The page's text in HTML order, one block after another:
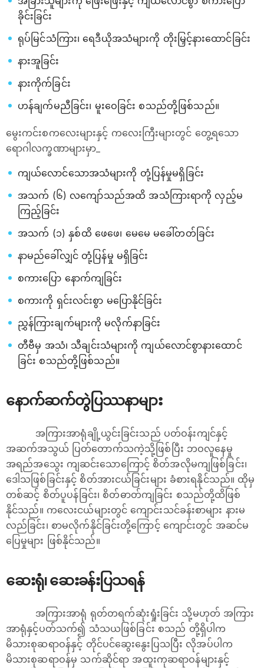
ခိုင်းခြင်း
ရုပ်မြင်သံကြား၊ ရေဒီယိုအသံများကို တိုးမြှင့်နားထောင်ခြင်း
နားအူခြင်း
နားကိုက်ခြင်း
ဟန်ချက်မညီခြင်း၊ မူးဝေခြင်း စသည်တို့ဖြစ်သည်။
မွေးကင်းစကလေးများနှင့် ကလေးကြီးများတွင် တွေ့ရသော
ရောဂါလက္ခဏာများမှာ_
ကျယ်လောင်သောအသံများကို တုံ့ပြန်မှုမရှိခြင်း
အသက် (၆) လကျော်သည်အထိ အသံကြားရာကို လှည့်မ
ကြည့်ခြင်း
အသက် (၁) နှစ်ထိ ဖေဖေ၊ မေမေ မခေါ်တတ်ခြင်း
နာမည်ခေါ်လျှင် တုံ့ပြန်မှု မရှိခြင်း
စကားပြော နောက်ကျခြင်း
စကားကို ရှင်းလင်းစွာ မပြောနိုင်ခြင်း
ညွှန်ကြားချက်များကို မလိုက်နာခြင်း
တီဗီမှ အသံ၊ သီချင်းသံများကို ကျယ်လောင်စွာနားထောင်
ခြင်း စသည်တို့ဖြစ်သည်။
နောက်ဆက်တွဲပြဿနာများ
အကြားအာရုံချို့ယွင်းခြင်းသည် ပတ်ဝန်းကျင်နှင့်
အဆက်အသွယ် ပြတ်တောက်သကဲ့သို့ဖြစ်ပြီး ဘဝလူနေမှု
အရည်အသွေး ကျဆင်းသောကြောင့် စိတ်အလိုမကျဖြစ်ခြင်း၊
‌ဒေါသဖြစ်ခြင်းနှင့် စိတ်အားငယ်ခြင်းများ ခံစားရနိုင်သည်။ ထိုမှ
တစ်ဆင့် စိတ်ပူပန်ခြင်း၊ စိတ်ဓာတ်ကျခြင်း စသည်တို့ထိဖြစ်
နိုင်သည်။ ကလေးငယ်များတွင် ကျောင်းသင်ခန်းစာများ နားမ
လည်ခြင်း၊ စာမလိုက်နိုင်ခြင်းတို့ကြောင့် ကျောင်းတွင် အဆင်မ
ပြေမှုများ ဖြစ်နိုင်သည်။
ဆေးရုံ၊ ဆေးခန်းပြသရန်
အကြားအာရုံ ရုတ်တရက်ဆုံးရှုံးခြင်း သို့မဟုတ် အကြား
အာရုံနှင့်ပတ်သက်၍ သံသယဖြစ်ခြင်း စသည် တို့ရှိပါက
မိသားစုဆရာဝန်နှင့် တိုင်ပင်ဆွေးနွေးပြသပြီး လိုအပ်ပါက
မိသားစုဆရာဝန်မှ သက်ဆိုင်ရာ အထူးကုဆရာဝန်များနှင့်